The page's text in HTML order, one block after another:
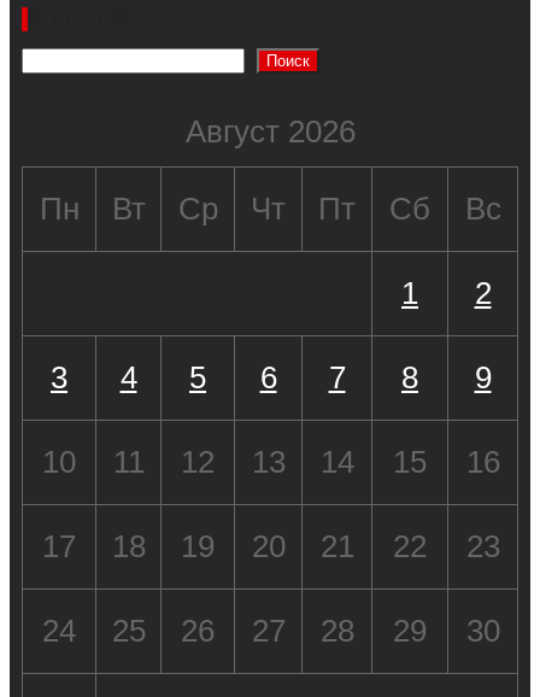
Поиск
Август 2026
Пн Вт Ср Чт Пт Сб Вс
1 2
3 4 5 6 7 8 9
10 11 12 13 14 15 16
17 18 19 20 21 22 23
24 25 26 27 28 29 30